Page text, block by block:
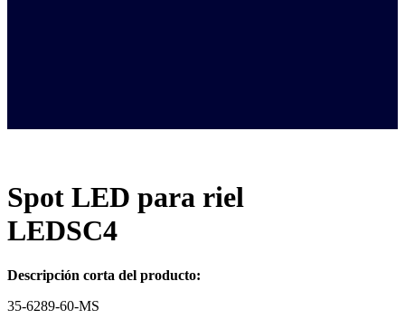
Spot LED para riel
LEDSC4
Descripción corta del producto:
35-6289-60-MS